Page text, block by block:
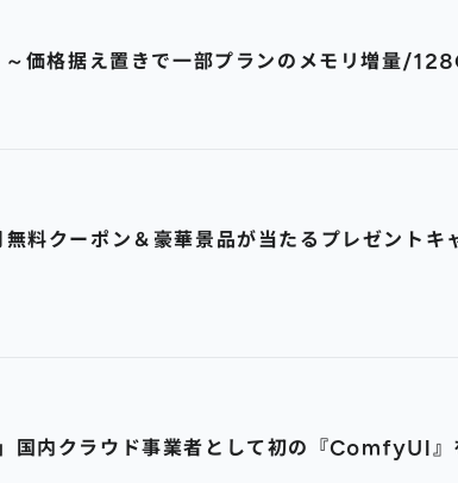
価格据え置きで一部プランのメモリ増量/
クーポン＆豪華景品が当たるプレゼントキ
内クラウド事業者として初の『ComfyUI』